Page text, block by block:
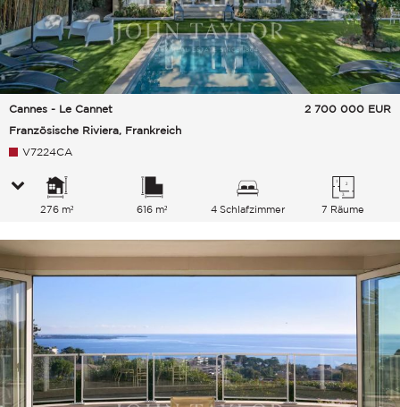
Cannes - Le Cannet
Französische Riviera, Frankreich
2 700 000 EUR
V7224CA
276 m² 616 m² 4 Schlafzimmer 7 Räume